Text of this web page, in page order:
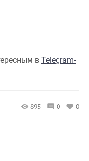
в Telegram-
895 0 0